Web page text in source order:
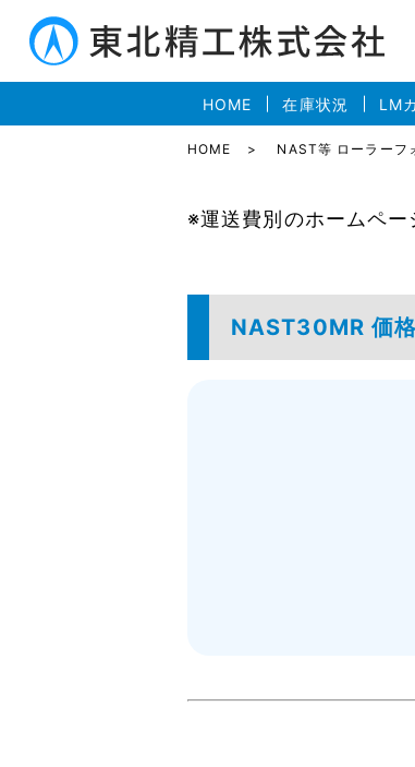
HOME 在庫状況 LM
HOME NAST等 ローラーフ
※運送費別のホームペー
NAST30MR 価